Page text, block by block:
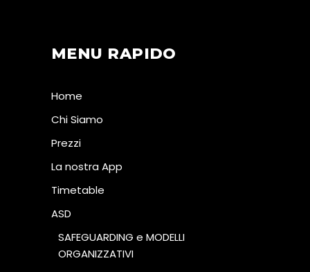
MENU RAPIDO
Home
Chi Siamo
Prezzi
La nostra App
Timetable
ASD
SAFEGUARDING e MODELLI
ORGANIZZATIVI